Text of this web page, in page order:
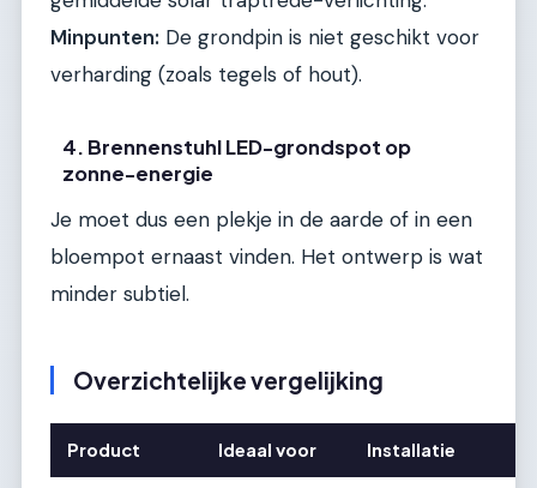
Minpunten: De grondpin is niet geschikt voor
verharding (zoals tegels of hout).
4. Brennenstuhl LED-grondspot op
zonne-energie
Je moet dus een plekje in de aarde of in een
bloempot ernaast vinden. Het ontwerp is wat
minder subtiel.
Overzichtelijke vergelijking
Product Ideaal voor Installatie